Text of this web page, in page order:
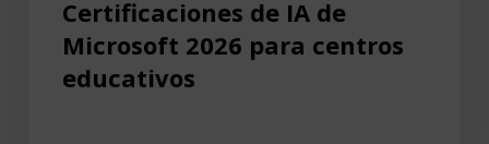
Certificaciones de IA de
Microsoft 2026 para centros
educativos